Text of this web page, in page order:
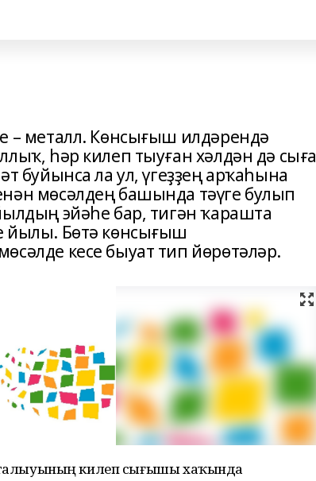
– металл. Көнсығыш илдәрендә
һәр килеп тыуған хәлдән дә сыға
буйынса ла ул, үгеҙҙең арҡаһына
мөсәлдең башында тәүге булып
эйәһе бар, тигән ҡарашта
йылы. Бөтә көнсығыш
кесе быуат тип йөрөтәләр.
килеп сығышы хаҡында